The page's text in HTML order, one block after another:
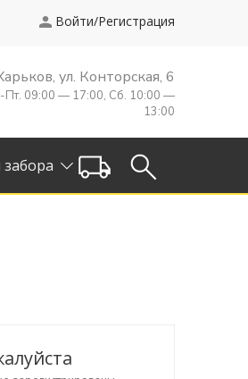
Войти/Регистрация
ул. Конторская, 6
Пт. 09:00 — 17:00, Сб. 10:00 —
13:00